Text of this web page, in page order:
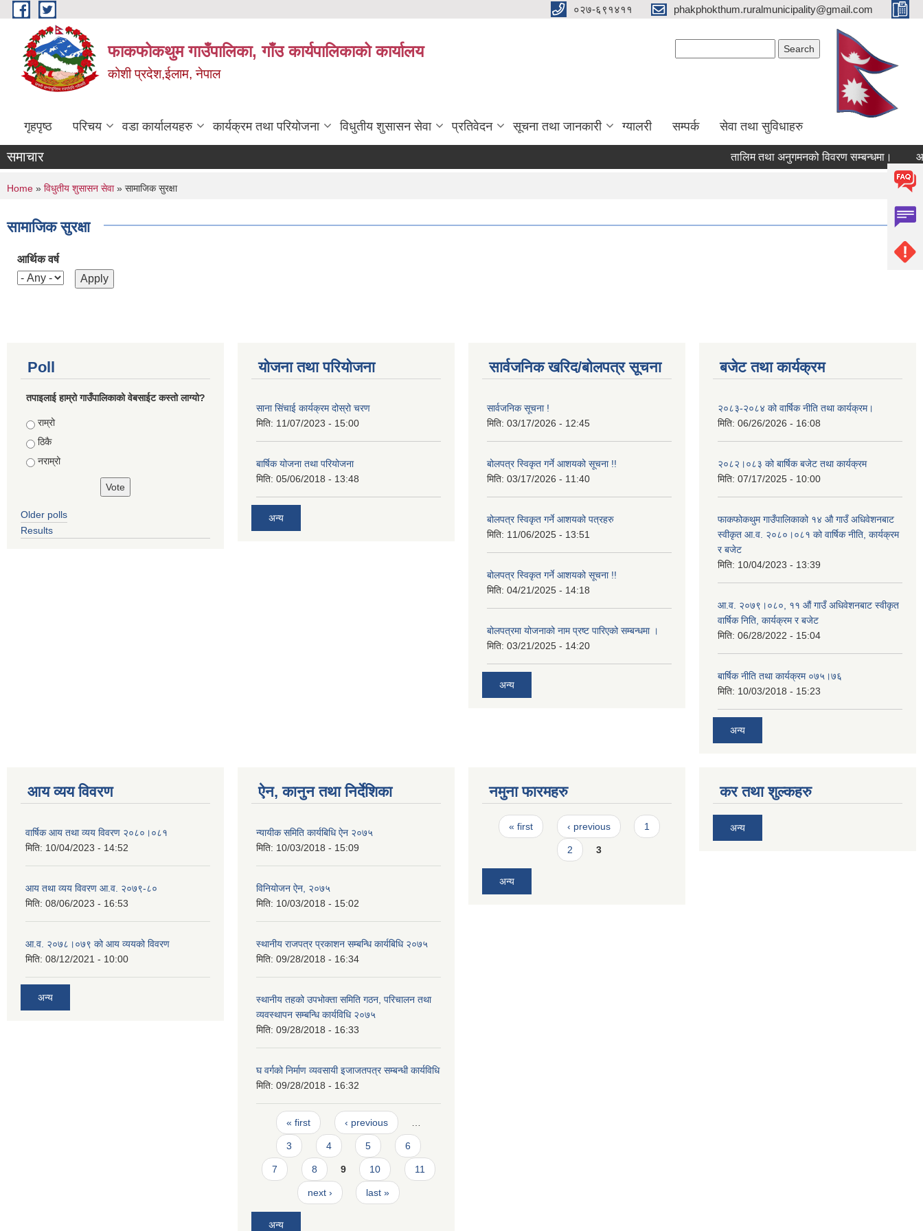
Skip to main content ०२७-६९१४११ phakphokthum.ruralmunicipality@gmail.com
फाकफोकथुम गाउँपालिका, गाँउ कार्यपालिकाको कार्यालय
कोशी प्रदेश,ईलाम, नेपाल
गृहपृष्ठ परिचय वडा कार्यालयहरु कार्यक्रम तथा परियोजना विधुतीय शुसासन सेवा प्रतिवेदन सूचना तथा जानकारी ग्यालरी सम्पर्क सेवा तथा सुविधाहरु
समाचार तालिम तथा अनुगमनको विवरण सम्बन्धमा।
You are here
Home » विधुतीय शुसासन सेवा» सामाजिक सुरक्षा
सामाजिक सुरक्षा
आर्थिक वर्ष
Poll
तपाइलाई हाम्रो गाउँपालिकाको वेबसाईट कस्तो लाग्यो?
Choices
राम्रो
ठिकै
नराम्रो
Older polls
Results
योजना तथा परियोजना
साना सिंचाई कार्यक्रम दोस्रो चरण
मिति: 11/07/2023 - 15:00
बार्षिक योजना तथा परियोजना
मिति: 05/06/2018 - 13:48
अन्य
सार्वजनिक खरिद/बोलपत्र सूचना
सार्वजनिक सूचना !
मिति: 03/17/2026 - 12:45
बोलपत्र स्विकृत गर्ने आशयको सूचना !!
मिति: 03/17/2026 - 11:40
बोलपत्र स्विकृत गर्ने आशयको पत्रहरु
मिति: 11/06/2025 - 13:51
बोलपत्र स्विकृत गर्ने आशयको सूचना !!
मिति: 04/21/2025 - 14:18
बोलपत्रमा योजनाको नाम प्रष्ट पारिएको सम्बन्धमा ।
मिति: 03/21/2025 - 14:20
अन्य
बजेट तथा कार्यक्रम
२०८३-२०८४ को वार्षिक नीति तथा कार्यक्रम।
मिति: 06/26/2026 - 16:08
२०८२।०८३ को बार्षिक बजेट तथा कार्यक्रम
मिति: 07/17/2025 - 10:00
फाकफोकथुम गाउँपालिकाको १४ औ गाउँ अधिवेशनबाट
स्वीकृत आ.व. २०८०।०८१ को वार्षिक नीति, कार्यक्रम
र बजेट
मिति: 10/04/2023 - 13:39
आ.व. २०७९।०८०, ११ औं गाउँ अधिवेशनबाट स्वीकृत
वार्षिक निति, कार्यक्रम र बजेट
मिति: 06/28/2022 - 15:04
बार्षिक नीति तथा कार्यक्रम ०७५।७६
मिति: 10/03/2018 - 15:23
अन्य
आय व्यय विवरण
वार्षिक आय तथा व्यय विवरण २०८०।०८१
मिति: 10/04/2023 - 14:52
आय तथा व्यय विवरण आ.व. २०७९-८०
मिति: 08/06/2023 - 16:53
आ.व. २०७८।०७९ को आय व्ययको विवरण
मिति: 08/12/2021 - 10:00
अन्य
ऐन, कानुन तथा निर्देशिका
न्यायीक समिति कार्यबिधि ऐन २०७५
मिति: 10/03/2018 - 15:09
विनियोजन ऐन, २०७५
मिति: 10/03/2018 - 15:02
स्थानीय राजपत्र प्रकाशन सम्बन्धि कार्यबिधि २०७५
मिति: 09/28/2018 - 16:34
स्थानीय तहको उपभोक्ता समिति गठन, परिचालन तथा
व्यवस्थापन सम्बन्धि कार्यविधि २०७५
मिति: 09/28/2018 - 16:33
घ वर्गको निर्माण व्यवसायी इजाजतपत्र सम्बन्धी कार्यविधि
मिति: 09/28/2018 - 16:32
Pages
« first ‹ previous …
3 4 5 6
7 8 9 10 11
next › last »
अन्य
नमुना फारमहरु
Pages
« first ‹ previous 1
2 3
अन्य
कर तथा शुल्कहरु
अन्य